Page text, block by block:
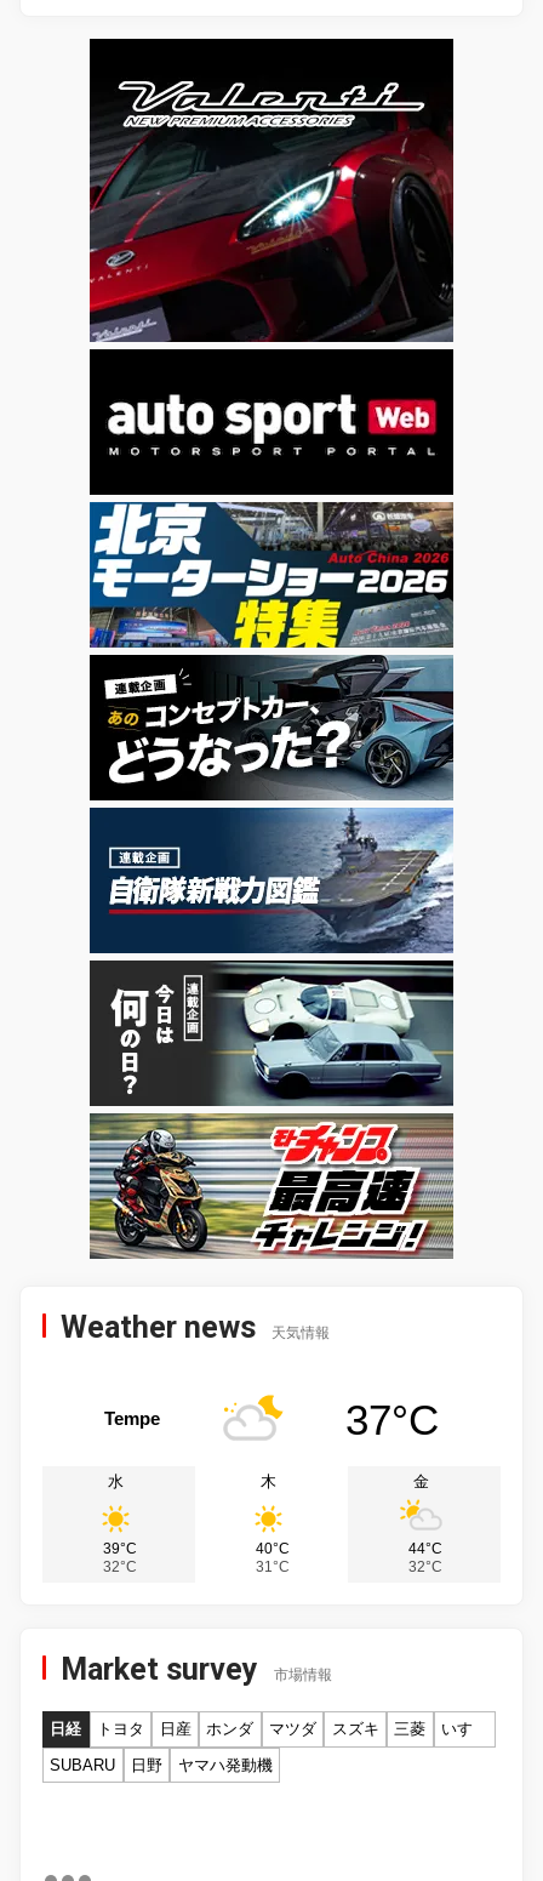
Weather news 天気情報
Tempe 37°C
水
39°C
32°C
木
40°C
31°C
金
44°C
32°C
Market survey 市場情報
日経 トヨタ 日産 ホンダ マツダ スズキ 三菱
いすゞ
SUBARU
日野 ヤマハ発動機